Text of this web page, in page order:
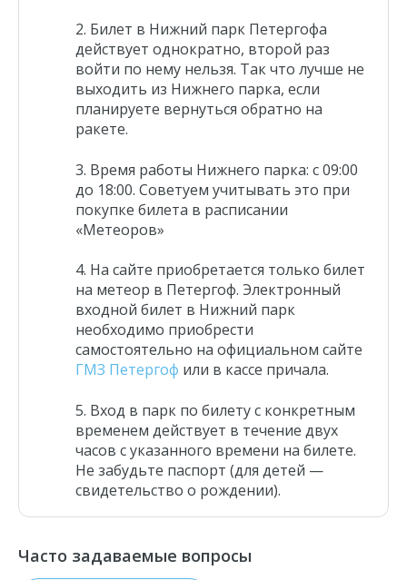
Билет в Нижний парк Петергофа
действует однократно, второй раз
войти по нему нельзя. Так что лучше не
выходить из Нижнего парка, если
планируете вернуться обратно на
ракете.
Время работы Нижнего парка: с 09:00
до 18:00. Советуем учитывать это при
покупке билета в расписании
«Метеоров»
На сайте приобретается только билет
на метеор в Петергоф. Электронный
входной билет в Нижний парк
необходимо приобрести
самостоятельно на официальном сайте
ГМЗ Петергоф или в кассе причала.
Вход в парк по билету с конкретным
временем действует в течение двух
часов с указанного времени на билете.
Не забудьте паспорт (для детей —
свидетельство о рождении).
Часто задаваемые вопросы